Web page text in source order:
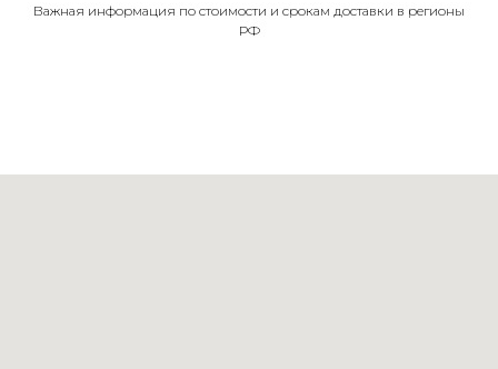
Важная информация по стоимости и срокам доставки в регионы
РФ